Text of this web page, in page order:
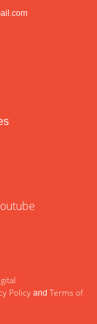
Policyand Terms of